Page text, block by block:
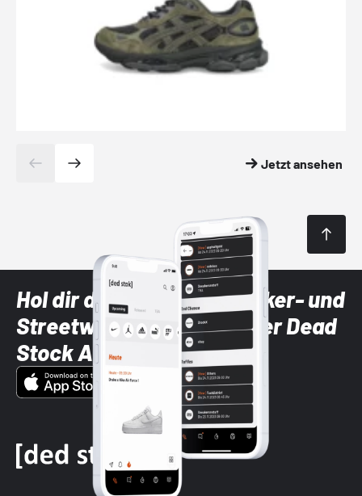
Jetzt ansehen
Hol dir die neuesten Sneaker- und
Streetwear-Brands mit der Dead
Stock App